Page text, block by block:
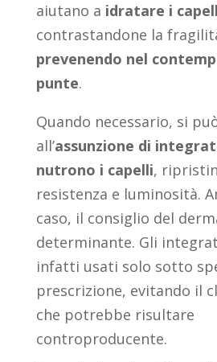
aiutano a idratare i
contrastandone la
prevenendo nel
punte.
Quando necessario, si
all’assunzione di
nutrono i capelli,
resistenza e luminosità.
caso, il consiglio del
determinante. Gli
infatti usati solo sotto
prescrizione, evitando il
che potrebbe risultare
controproducente.